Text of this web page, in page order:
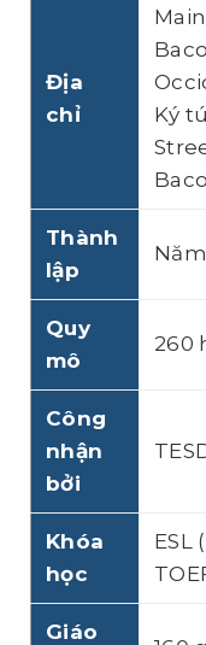
Địa
chỉ
Ký
Thành
lập
Quy
mô
260
Công
nhận
bởi
Khóa
học
ESL
Giáo